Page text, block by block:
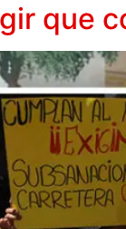
que